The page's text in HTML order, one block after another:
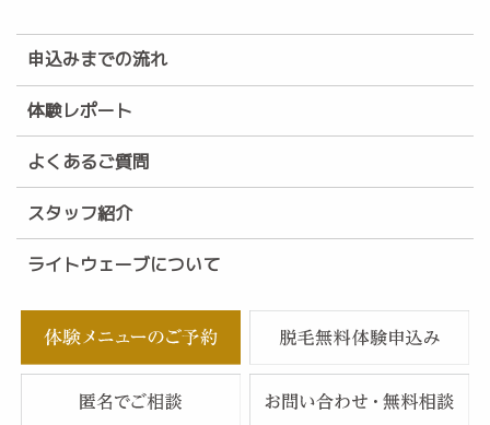
申込みまでの流れ
体験レポート
よくあるご質問
スタッフ紹介
ライトウェーブについて